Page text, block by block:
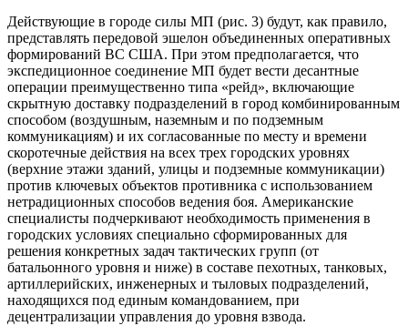
Действующие в городе силы МП (рис. 3) будут, как правило,
представлять передовой эшелон объединенных оперативных
формирований ВС США. При этом предполагается, что
экспедиционное соединение МП будет вести десантные
операции преимущественно типа «рейд», включающие
скрытную доставку подразделений в город комбинированным
способом (воздушным, наземным и по подземным
коммуникациям) и их согласованные по месту и времени
скоротечные действия на всех трех городских уровнях
(верхние этажи зданий, улицы и подземные коммуникации)
против ключевых объектов противника с использованием
нетрадиционных способов ведения боя. Американские
специалисты подчеркивают необходимость применения в
городских условиях специально сформированных для
решения конкретных задач тактических групп (от
батальонного уровня и ниже) в составе пехотных, танковых,
артиллерийских, инженерных и тыловых подразделений,
находящихся под единым командованием, при
децентрализации управления до уровня взвода.